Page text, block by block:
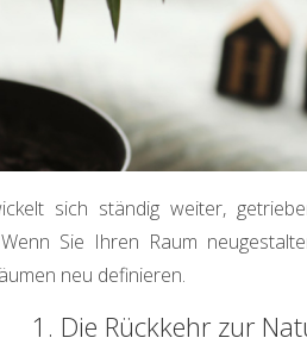
sich ständig weiter,
Sie Ihren Raum
neu definieren.
1. Die Rückkehr zur